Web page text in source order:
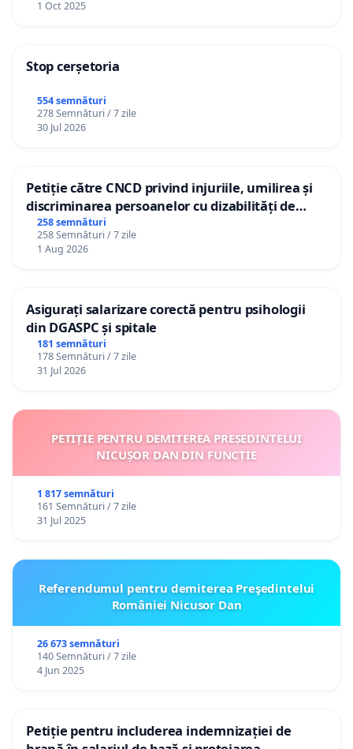
1 Oct 2025
Stop cerșetoria
554 semnături
278 Semnături / 7 zile
30 Jul 2026
Petiție către CNCD privind injuriile, umilirea și
discriminarea persoanelor cu dizabilități de
către utilizatorul TikTok „Gorici”
258 semnături
258 Semnături / 7 zile
1 Aug 2026
Asigurați salarizare corectă pentru psihologii
din DGASPC și spitale
181 semnături
178 Semnături / 7 zile
31 Jul 2026
PETIȚIE PENTRU DEMITEREA PREȘEDINTELUI
NICUȘOR DAN DIN FUNCȚIE
1 817 semnături
161 Semnături / 7 zile
31 Jul 2025
Referendumul pentru demiterea Preşedintelui
României Nicusor Dan
26 673 semnături
140 Semnături / 7 zile
4 Jun 2025
Petiție pentru includerea indemnizației de